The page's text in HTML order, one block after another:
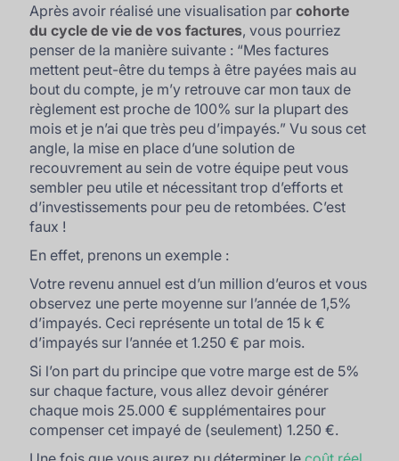
Après avoir réalisé une visualisation parcohorte
du cycle de vie de vos factures, vous pourriez
penser de la manière suivante : “Mes factures
mettent peut-être du temps à être payées mais au
bout du compte, je m’y retrouve car mon taux de
règlement est proche de 100% sur la plupart des
mois et je n’ai que très peu d’impayés.” Vu sous cet
angle, la mise en place d’une solution de
recouvrement au sein de votre équipe peut vous
sembler peu utile et nécessitant trop d’efforts et
d’investissements pour peu de retombées. C’est
faux !
En effet, prenons un exemple :
Votre revenu annuel est d’un million d’euros et vous
observez une perte moyenne sur l’année de 1,5%
d’impayés. Ceci représente un total de 15 k €
d’impayés sur l’année et 1.250 € par mois.
Si l’on part du principe que votre marge est de 5%
sur chaque facture, vous allez devoir générer
chaque mois 25.000 € supplémentaires pour
compenser cet impayé de (seulement) 1.250 €.